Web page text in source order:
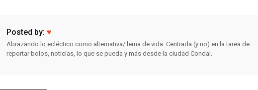
Posted by: ♥
Abrazando lo ecléctico como alternativa/ lema de vida. Centrada (y no) en la tarea de
reportar bolos, noticias, lo que se pueda y más desde la ciudad Condal.